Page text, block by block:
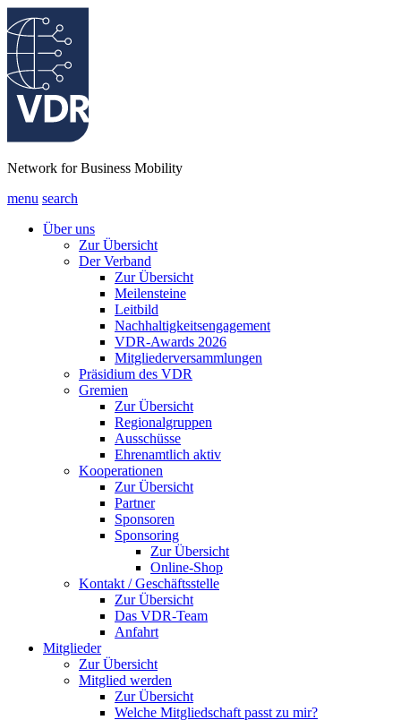
Network for Business Mobility
menu search
Über uns
Zur Übersicht
Der Verband
Zur Übersicht
Meilensteine
Leitbild
Nachhaltigkeitsengagement
VDR-Awards 2026
Mitgliederversammlungen
Präsidium des VDR
Gremien
Zur Übersicht
Regionalgruppen
Ausschüsse
Ehrenamtlich aktiv
Kooperationen
Zur Übersicht
Partner
Sponsoren
Sponsoring
Zur Übersicht
Online-Shop
Kontakt / Geschäftsstelle
Zur Übersicht
Das VDR-Team
Anfahrt
Mitglieder
Zur Übersicht
Mitglied werden
Zur Übersicht
Welche Mitgliedschaft passt zu mir?